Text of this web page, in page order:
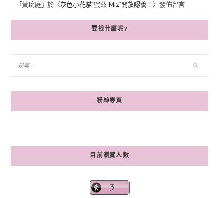
「 黃琬庭」於〈灰色小花貓“蜜茲-Miz”開放認養！ 〉發佈留言
要找什麼呢?
粉絲專頁
目前瀏覽人數